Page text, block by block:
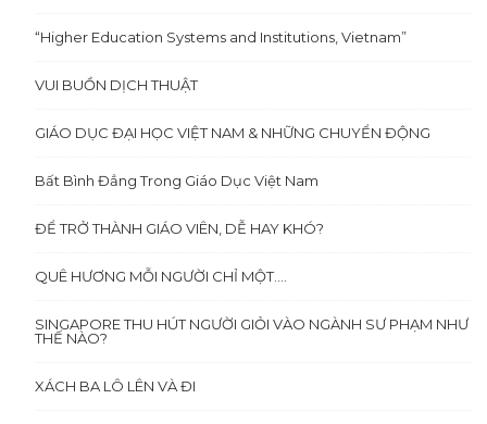
“Higher Education Systems and Institutions, Vietnam”
VUI BUỒN DỊCH THUẬT
GIÁO DỤC ĐẠI HỌC VIỆT NAM & NHỮNG CHUYỂN ĐỘNG
Bất Bình Đẳng Trong Giáo Dục Việt Nam
ĐỂ TRỞ THÀNH GIÁO VIÊN, DỄ HAY KHÓ?
QUÊ HƯƠNG MỖI NGƯỜI CHỈ MỘT….
SINGAPORE THU HÚT NGƯỜI GIỎI VÀO NGÀNH SƯ PHẠM NHƯ
THẾ NÀO?
XÁCH BA LÔ LÊN VÀ ĐI